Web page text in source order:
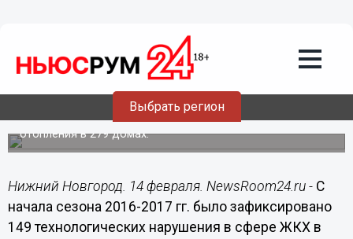
Выбрать регион
149 технологических нарушений в
сфере ЖКХ выявлено в
Нижегородской области с начала
отопительного сезона
Самый массовый инцидент вызвал отключение
отопления в 279 домах.
Нижний Новгород. 14 февраля. NewsRoom24.ru - С
начала сезона 2016-2017 гг. было зафиксировано
149 технологических нарушения в сфере ЖКХ в